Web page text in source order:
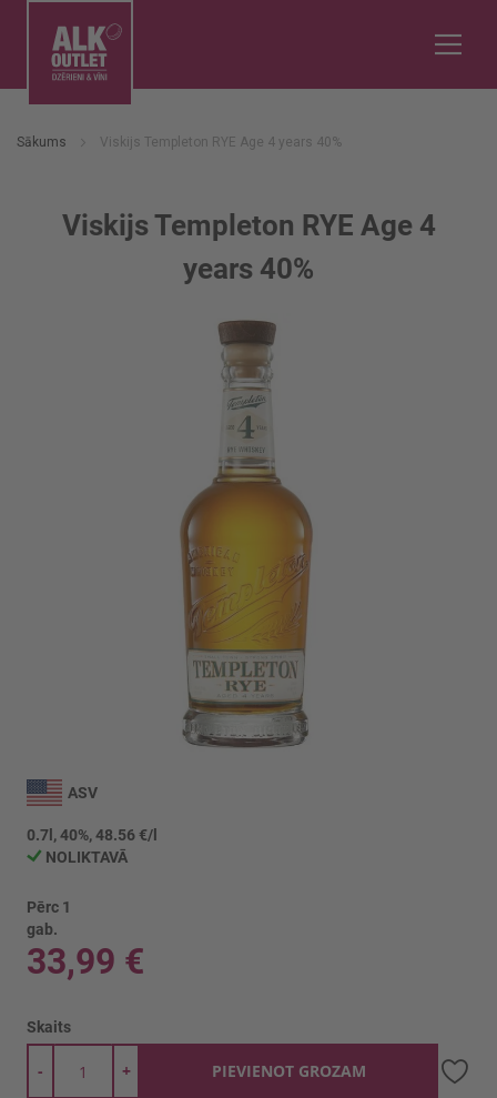
Sākums Viskijs Templeton RYE Age 4 years 40%
Viskijs Templeton RYE Age 4
years 40%
uz
galerijas
sākumu
ASV
0.7l, 40%, 48.56 €/l
NOLIKTAVĀ
Pērc 1
gab.
33,99 €
Skaits
+
- PIEVIENOT GROZAM